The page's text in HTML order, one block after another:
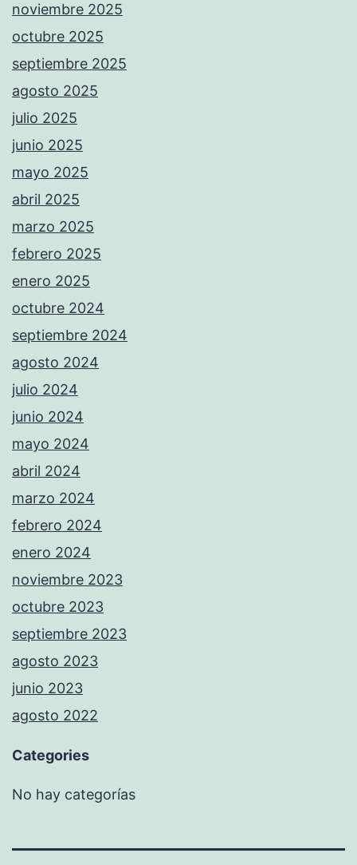
noviembre 2025
octubre 2025
septiembre 2025
agosto 2025
julio 2025
junio 2025
mayo 2025
abril 2025
marzo 2025
febrero 2025
enero 2025
octubre 2024
septiembre 2024
agosto 2024
julio 2024
junio 2024
mayo 2024
abril 2024
marzo 2024
febrero 2024
enero 2024
noviembre 2023
octubre 2023
septiembre 2023
agosto 2023
junio 2023
agosto 2022
Categories
No hay categorías